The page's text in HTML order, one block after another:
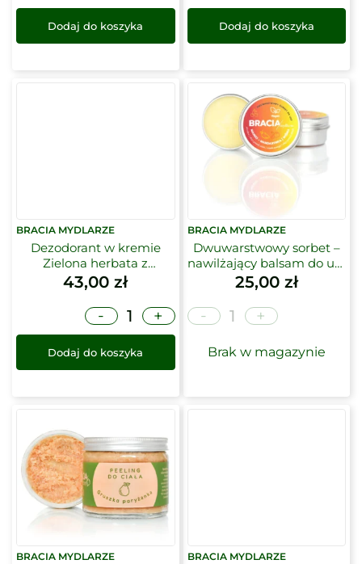
Dodaj do koszyka Dodaj do koszyka
BRACIA MYDLARZE
Dezodorant w kremie
Zielona herbata z
rozmarynem | Bracia
Mydlarze
43,00zł
-
+
Dodaj do koszyka
BRACIA MYDLARZE
Dwuwarstwowy sorbet –
nawilżający balsam do ust
15 ml | Bracia Mydlarze
25,00 zł
-
+
Brak w magazynie
BRACIA MYDLARZE BRACIA MYDLARZE